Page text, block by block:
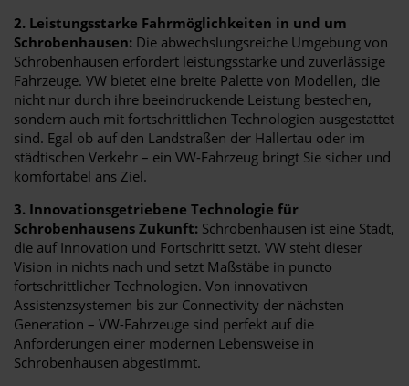
2. Leistungsstarke Fahrmöglichkeiten in und um
Schrobenhausen: Die abwechslungsreiche Umgebung von
Schrobenhausen erfordert leistungsstarke und zuverlässige
Fahrzeuge. VW bietet eine breite Palette von Modellen, die
nicht nur durch ihre beeindruckende Leistung bestechen,
sondern auch mit fortschrittlichen Technologien ausgestattet
sind. Egal ob auf den Landstraßen der Hallertau oder im
städtischen Verkehr – ein VW-Fahrzeug bringt Sie sicher und
komfortabel ans Ziel.
3. Innovationsgetriebene Technologie für
Schrobenhausens Zukunft: Schrobenhausen ist eine Stadt,
die auf Innovation und Fortschritt setzt. VW steht dieser
Vision in nichts nach und setzt Maßstäbe in puncto
fortschrittlicher Technologien. Von innovativen
Assistenzsystemen bis zur Connectivity der nächsten
Generation – VW-Fahrzeuge sind perfekt auf die
Anforderungen einer modernen Lebensweise in
Schrobenhausen abgestimmt.